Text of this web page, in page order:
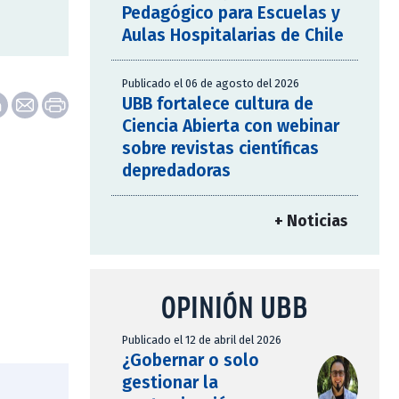
Pedagógico para Escuelas y
Aulas Hospitalarias de Chile
Publicado el 06 de agosto del 2026
UBB fortalece cultura de
Ciencia Abierta con webinar
sobre revistas científicas
depredadoras
+ Noticias
OPINIÓN UBB
Publicado el 12 de abril del 2026
¿Gobernar o solo
gestionar la